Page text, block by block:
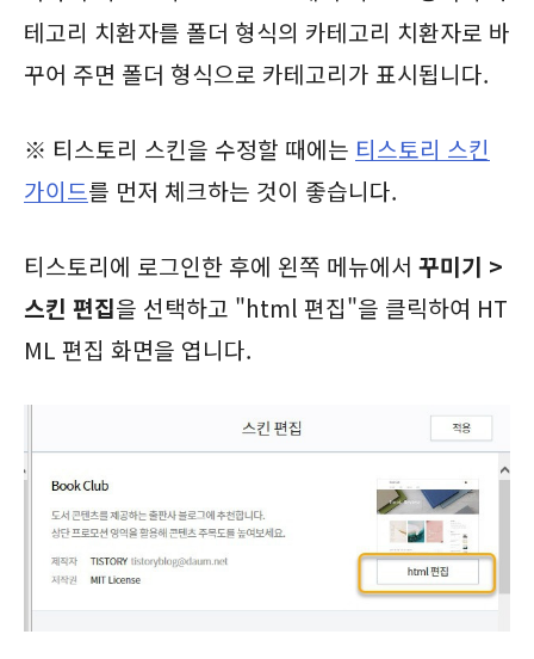
테고리 치환자를 폴더 형식의 카테고리 치환자로 바
꾸어 주면 폴더 형식으로 카테고리가 표시됩니다.
※ 티스토리 스킨을 수정할 때에는 티스토리 스킨
가이드를 먼저 체크하는 것이 좋습니다.
티스토리에 로그인한 후에 왼쪽 메뉴에서 꾸미기 >
스킨 편집을 선택하고 "html 편집"을 클릭하여 HT
ML 편집 화면을 엽니다.